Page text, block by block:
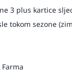
3 plus kartice
tokom sezone